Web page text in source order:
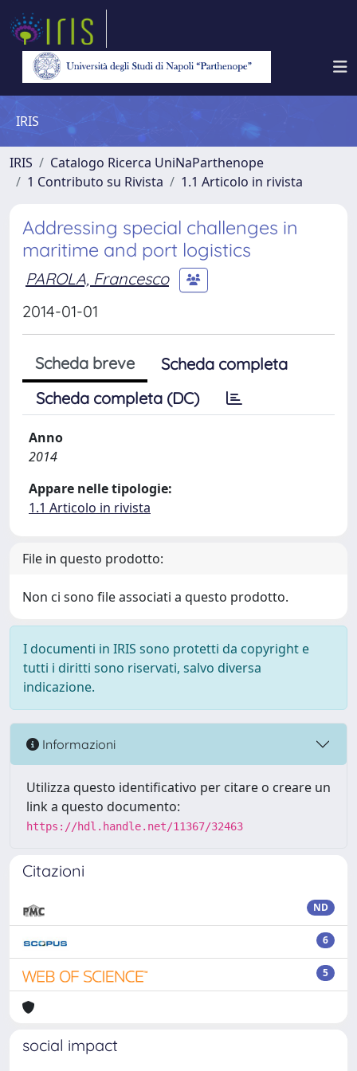
IRIS
IRIS
Catalogo Ricerca UniNaParthenope
1 Contributo su Rivista
1.1 Articolo in rivista
Addressing special challenges in
maritime and port logistics
PAROLA, Francesco
2014-01-01
Scheda breve
Scheda completa
Scheda completa (DC)
Anno
2014
Appare nelle tipologie:
1.1 Articolo in rivista
File in questo prodotto:
Non ci sono file associati a questo prodotto.
I documenti in IRIS sono protetti da copyright e
tutti i diritti sono riservati, salvo diversa
indicazione.
Informazioni
Utilizza questo identificativo per citare o creare un
link a questo documento:
https://hdl.handle.net/11367/32463
Citazioni
ND
6
5
social impact